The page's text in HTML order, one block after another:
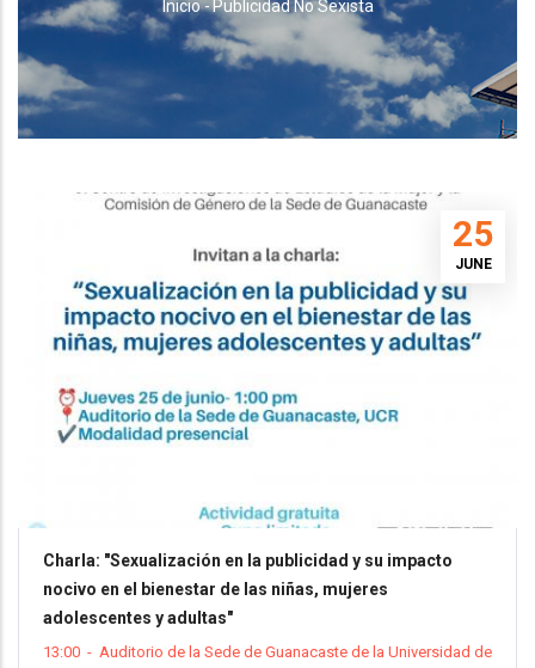
RUTA
DE
NAVEGACIÓN
Inicio-Publicidad No Sexista
25
JUNE
Charla: "Sexualización en la publicidad y su impacto
nocivo en el bienestar de las niñas, mujeres
adolescentes y adultas"
13:00 - Auditorio de la Sede de Guanacaste de la Universidad de